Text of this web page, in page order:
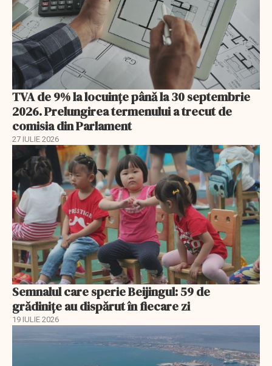
TVA de 9% la locuințe până la 30 septembrie
2026. Prelungirea termenului a trecut de
comisia din Parlament
27 IULIE 2026
Semnalul care sperie Beijingul: 59 de
grădinițe au dispărut în fiecare zi
19 IULIE 2026